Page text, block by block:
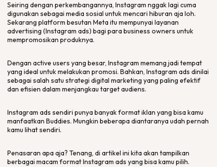
Seiring dengan perkembangannya, Instagram nggak lagi cuma
digunakan sebagai media sosial untuk mencari hiburan aja loh.
Sekarang platform besutan Meta itu mempunyai layanan
advertising (Instagram ads) bagi parabusiness owners untuk
mempromosikan produknya.
Dengan active users yang besar, Instagram memang jadi tempat
yang ideal untuk melakukan promosi. Bahkan, Instagram ads dinilai
sebagai salah satu strategi digital marketing yang paling efektif
dan efisien dalam menjangkau target audiens.
Instagram ads sendiri punya banyak format iklan yang bisa kamu
manfaatkan Buddies. Mungkin beberapa diantaranya udah pernah
kamu lihat sendiri.
Penasaran apa aja? Tenang, di artikel ini kita akan tampilkan
berbagai macam format Instagram ads yang bisa kamu pilih.